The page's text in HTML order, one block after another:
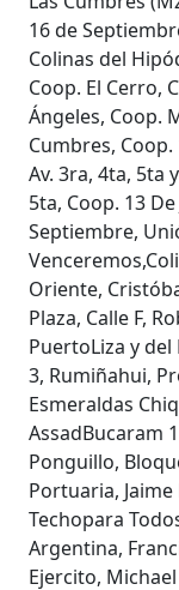
16 de
Colinas del
Coop. El Cerro,
Ángeles, Coop.
Cumbres,
Av. 3ra, 4ta, 5ta
5ta, Coop. 13
Septiembre,
Oriente,
Plaza, Calle F,
PuertoLiza y del
3, Rumiñahui,
Esmeraldas
AssadBucaram
Ponguillo,
Portuaria,
Techopara
Argentina,
Ejercito,